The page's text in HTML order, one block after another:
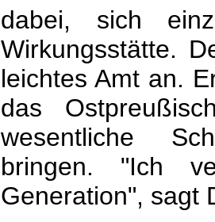
dabei, sich
Wirkungsstätte.
leichtes Amt an.
das
wesentliche
bringen. "Ich
Generation", sagt